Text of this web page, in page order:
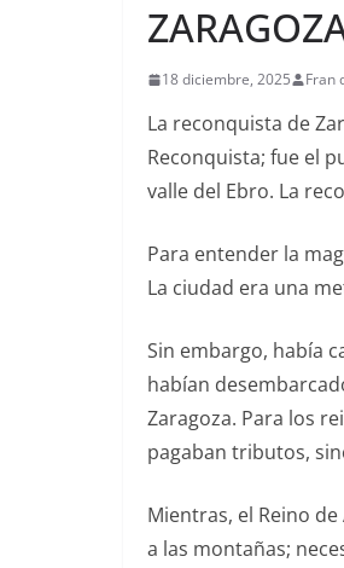
18 diciembre, 2025 Fran
La reconquista de
Reconquista; fue el
valle del Ebro. La
Para entender la
La ciudad era una
Sin embargo, había
habían
Zaragoza. Para los
pagaban tributos,
Mientras, el Reino
a las montañas;